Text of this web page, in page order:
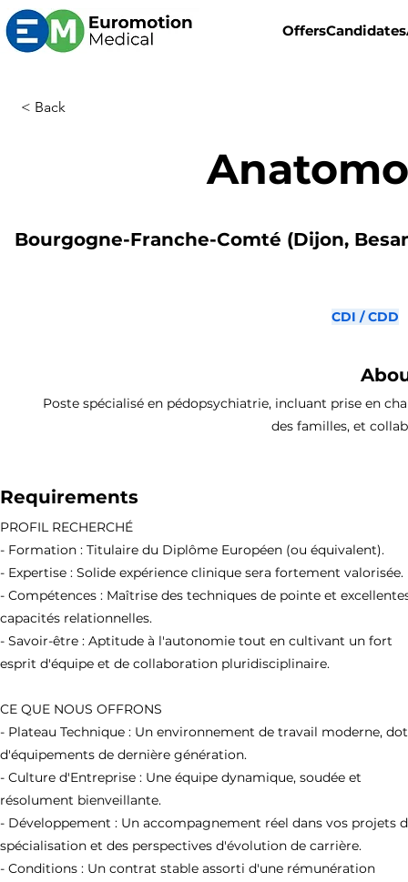
OffersCandidates
< Back
Bourgogne-Franche-Comté (Dijon,
CDI / CDD
Poste spécialisé en pédopsychiatrie, incluant prise en
des familles, et
Requirements
PROFIL RECHERCHÉ
- Formation : Titulaire du Diplôme Européen (ou équivalent).
- Expertise : Solide expérience clinique sera fortement valorisée.
- Compétences : Maîtrise des techniques de pointe et
capacités relationnelles.
- Savoir-être : Aptitude à l'autonomie tout en cultivant un fort
esprit d'équipe et de collaboration pluridisciplinaire.
CE QUE NOUS OFFRONS
- Plateau Technique : Un environnement de travail moderne,
d'équipements de dernière génération.
- Culture d'Entreprise : Une équipe dynamique, soudée et
résolument bienveillante.
- Développement : Un accompagnement réel dans vos projets
spécialisation et des perspectives d'évolution de carrière.
- Conditions : Un contrat stable assorti d'une rémunération